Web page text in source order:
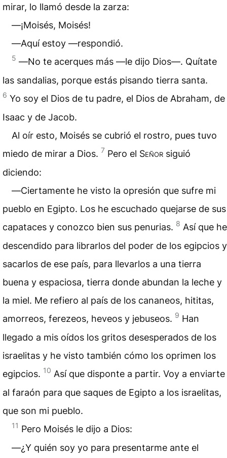
mirar, lo llamó desde la zarza:
―¡Moisés, Moisés!
―Aquí estoy —respondió.
5 ―No te acerques más —le dijo Dios—. Quítate
las sandalias, porque estás pisando tierra santa.
6 Yo soy el Dios de tu padre, el Dios de Abraham, de
Isaac y de Jacob.
Al oír esto, Moisés se cubrió el rostro, pues tuvo
miedo de mirar a Dios. 7 Pero el Señor siguió
diciendo:
―Ciertamente he visto la opresión que sufre mi
pueblo en Egipto. Los he escuchado quejarse de sus
capataces y conozco bien sus penurias. 8 Así que he
descendido para librarlos del poder de los egipcios y
sacarlos de ese país, para llevarlos a una tierra
buena y espaciosa, tierra donde abundan la leche y
la miel. Me refiero al país de los cananeos, hititas,
amorreos, ferezeos, heveos y jebuseos. 9 Han
llegado a mis oídos los gritos desesperados de los
israelitas y he visto también cómo los oprimen los
egipcios. 10 Así que disponte a partir. Voy a enviarte
al faraón para que saques de Egipto a los israelitas,
que son mi pueblo.
11 Pero Moisés le dijo a Dios:
―¿Y quién soy yo para presentarme ante el